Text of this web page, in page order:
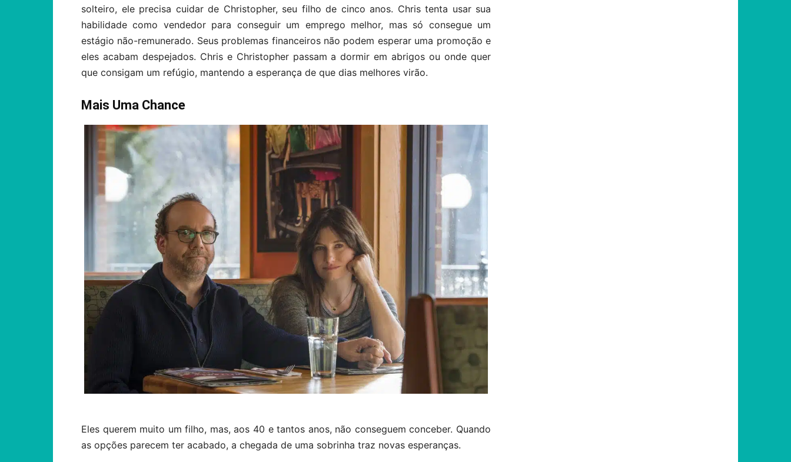
solteiro, ele precisa cuidar de Christopher, seu filho de cinco anos. Chris tenta usar sua
habilidade como vendedor para conseguir um emprego melhor, mas só consegue um
estágio não-remunerado. Seus problemas financeiros não podem esperar uma promoção e
eles acabam despejados. Chris e Christopher passam a dormir em abrigos ou onde quer
que consigam um refúgio, mantendo a esperança de que dias melhores virão.
Mais Uma Chance
Eles querem muito um filho, mas, aos 40 e tantos anos, não conseguem conceber. Quando
as opções parecem ter acabado, a chegada de uma sobrinha traz novas esperanças.